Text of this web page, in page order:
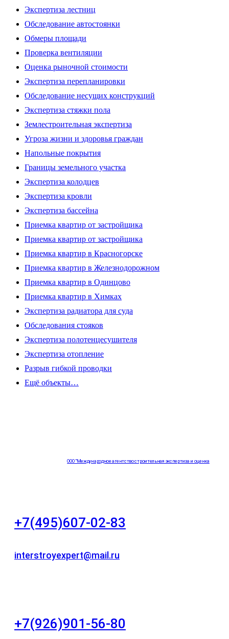
Экспертиза лестниц
Обследование автостоянки
Обмеры площади
Проверка вентиляции
Оценка рыночной стоимости
Экспертиза перепланировки
Обследование несущих конструкций
Экспертиза стяжки пола
Землестроительная экспертиза
Угроза жизни и здоровья граждан
Напольные покрытия
Границы земельного участка
Экспертиза колодцев
Экспертиза кровли
Экспертиза бассейна
Приемка квартир от застройщика
Приемка квартир от застройщика
Приемка квартир в Красногорске
Приемка квартир в Железнодорожном
Приемка квартир в Одинцово
Приемка квартир в Химках
Экспертиза радиатора для суда
Обследования стояков
Экспертиза полотенцесушителя
Экспертиза отопление
Разрыв гибкой проводки
Ещё объекты…
ООО "Международное агентство строительная экспертиза и оценка
+7(495)607-02-83
interstroyexpert@mail.ru
+7(926)901-56-80